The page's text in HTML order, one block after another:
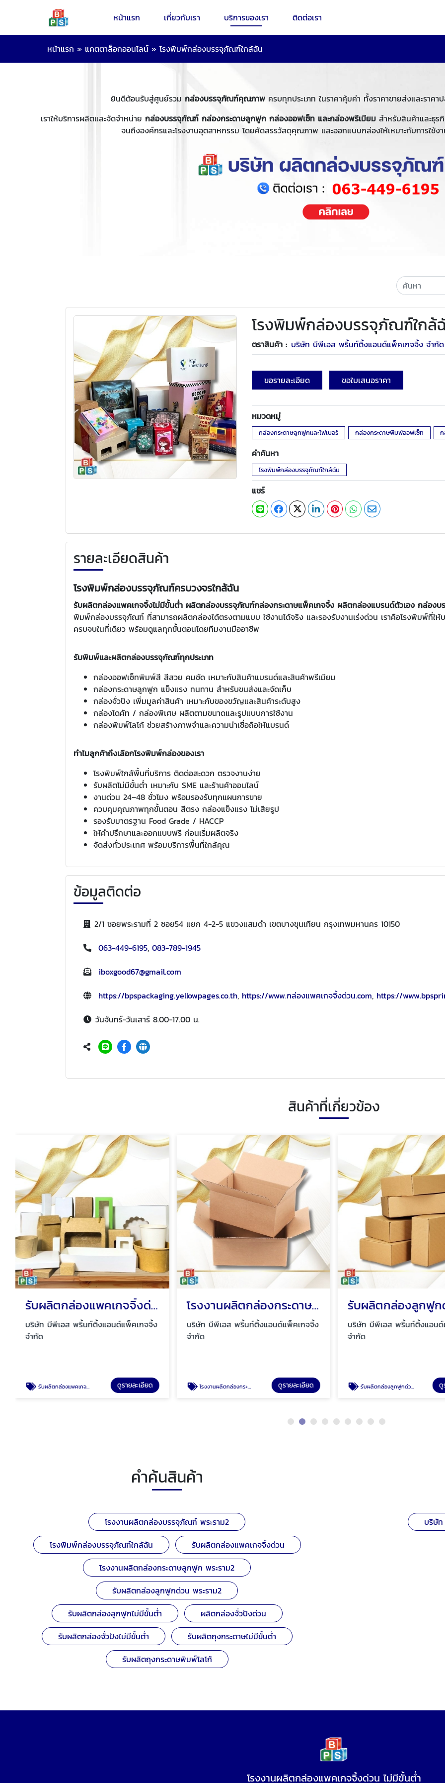
หน้าแรก เกี่ยวกับเรา บริการของเรา ติดต่อเรา
หน้าแรก » แคตตาล็อกออนไลน์ » โรงพิมพ์กล่องบรรจุภัณฑ์ใกล้ฉัน
ยินดีต้อนรับสู่ศูนย์รวม กล่องบรรจุภัณฑ์คุณภาพครบทุกประเภท ในราคาคุ้มค่า ทั้งราคาขายส่งและราค
เราให้บริการผลิตและจัดจำหน่าย กล่องบรรจุภัณฑ์ กล่องกระดาษลูกฟูก กล่องออฟเซ็ท และกล่องพรีเมียมสำหรับสินค้าและธุร
จนถึงองค์กรและโรงงานอุตสาหกรรม โดยคัดสรรวัสดุคุณภาพ และออกแบบกล่องให้เหมาะกับการใช้
โรงพิมพ์กล่องบรรจุภัณฑ์ใกล้
ตราสินค้า : บริษัท บีพีเอส พริ้นท์ติ้งแอนด์แพ็คเกจจิ้ง จำกัด
ขอรายละเอียด ขอใบเสนอราคา
หมวดหมู่
กล่องกระดาษลูกฟูกและไฟเบอร์ กล่องกระดาษพิมพ์ออฟเซ็ท
คำค้นหา
โรงพิมพ์กล่องบรรจุภัณฑ์ใกล้ฉัน
แชร์
รายละเอียดสินค้า
โรงพิมพ์กล่องบรรจุภัณฑ์ครบวงจรใกล้ฉัน
รับผลิตกล่องแพคเกจจิ้งไม่มีขั้นต่ำ ผลิตกล่องบรรจุภัณฑ์กล่องกระดาษแพ็คเกจจิ้ง ผลิตกล่องแบรนด์ตัวเอง กล่อง
พิมพ์กล่องบรรจุภัณฑ์ ที่สามารถผลิตกล่องได้ตรงตามแบบ ใช้งานได้จริง และรองรับงานเร่งด่วน เราคือโรงพิมพ์ที่
ครบจบในที่เดียว พร้อมดูแลทุกขั้นตอนโดยทีมงานมืออาชีพ
รับพิมพ์และผลิตกล่องบรรจุภัณฑ์ทุกประเภท
กล่องออฟเซ็ทพิมพ์สี สีสวย คมชัด เหมาะกับสินค้าแบรนด์และสินค้าพรีเมียม
กล่องกระดาษลูกฟูก แข็งแรง ทนทาน สำหรับขนส่งและจัดเก็บ
กล่องจั่วปัง เพิ่มมูลค่าสินค้า เหมาะกับของขวัญและสินค้าระดับสูง
กล่องไดคัท / กล่องพิเศษ ผลิตตามขนาดและรูปแบบการใช้งาน
กล่องพิมพ์โลโก้ ช่วยสร้างภาพจำและความน่าเชื่อถือให้แบรนด์
ทำไมลูกค้าถึงเลือกโรงพิมพ์กล่องของเรา
โรงพิมพ์ใกล้พื้นที่บริการ ติดต่อสะดวก ตรวจงานง่าย
รับผลิตไม่มีขั้นต่ำ เหมาะกับ SME และร้านค้าออนไลน์
งานด่วน 24–48 ชั่วโมง พร้อมรองรับทุกแผนการขาย
ควบคุมคุณภาพทุกขั้นตอน สีตรง กล่องแข็งแรง ไม่เสียรูป
รองรับมาตรฐาน Food Grade / HACCP
ให้คำปรึกษาและออกแบบฟรี ก่อนเริ่มผลิตจริง
จัดส่งทั่วประเทศ พร้อมบริการพื้นที่ใกล้คุณ
ข้อมูลติดต่อ
2/1 ซอยพระรามที่ 2 ซอย54 แยก 4-2-5 แขวงแสมดำ เขตบางขุนเทียน กรุงเทพมหานคร 10150
063-449-6195, 083-789-1945
iboxgood67@gmail.com
https://bpspackaging.yellowpages.co.th, https://www.กล่องแพคเกจจิ้งด่วน.com, https://
วันจันทร์-วันเสาร์ 8.00-17.00 น.
สินค้าที่เกี่ยวข้อง
รับผลิตกล่องแพคเกจจิ้งด่วน
บริษัท บีพีเอส พริ้นท์ติ้งแอนด์แพ็คเกจจิ้ง
จำกัด
รับผลิตกล่องแพคเกจจิ้งด่วน ดูรายละเอียด
โรงงานผลิตกล่องกระดาษลูกฟูก พระราม2
บริษัท บีพีเอส พริ้นท์ติ้งแอนด์แพ็คเกจจิ้ง
จำกัด
โรงงานผลิตกล่องกระดาษลูกฟูก พระราม2 ดูรายละเอียด
บริษัท บีพีเอส พริ้นท์ติ้งแอนด์
จำกัด
รับผลิตกล่องลูกฟูกด่วน พระราม2 ดู
คำค้นสินค้า
โรงงานผลิตกล่องบรรจุภัณฑ์ พระราม2
โรงพิมพ์กล่องบรรจุภัณฑ์ใกล้ฉัน
รับผลิตกล่องแพคเกจจิ้งด่วน
โรงงานผลิตกล่องกระดาษลูกฟูก พระราม2
รับผลิตกล่องลูกฟูกด่วน พระราม2
รับผลิตกล่องลูกฟูกไม่มีขั้นต่ำ
ผลิตกล่องจั่วปังด่วน
รับผลิตกล่องจั่วปังไม่มีขั้นต่ำ
รับผลิตถุงกระดาษไม่มีขั้นต่ำ
รับผลิตถุงกระดาษพิมพ์โลโก้
บริษั
โรงงานผลิตกล่องแพคเกจจิ้งด่วน ไม่มีขั้นต่ำ